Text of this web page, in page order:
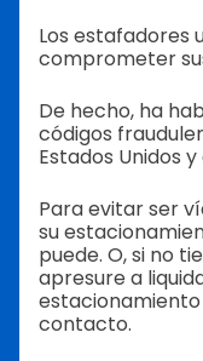
Los estafadores
comprometer
De hecho, ha
códigos
Estados Unidos y
Para evitar ser
su
puede. O, si no
apresure a
estacionamiento
contacto.